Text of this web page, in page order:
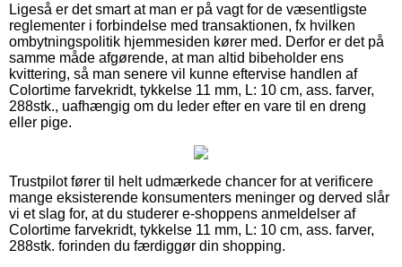
Ligeså er det smart at man er på vagt for de væsentligste
reglementer i forbindelse med transaktionen, fx hvilken
ombytningspolitik hjemmesiden kører med. Derfor er det på
samme måde afgørende, at man altid bibeholder ens
kvittering, så man senere vil kunne eftervise handlen af
Colortime farvekridt, tykkelse 11 mm, L: 10 cm, ass. farver,
288stk., uafhængig om du leder efter en vare til en dreng
eller pige.
Trustpilot fører til helt udmærkede chancer for at verificere
mange eksisterende konsumenters meninger og derved slår
vi et slag for, at du studerer e-shoppens anmeldelser af
Colortime farvekridt, tykkelse 11 mm, L: 10 cm, ass. farver,
288stk. forinden du færdiggør din shopping.